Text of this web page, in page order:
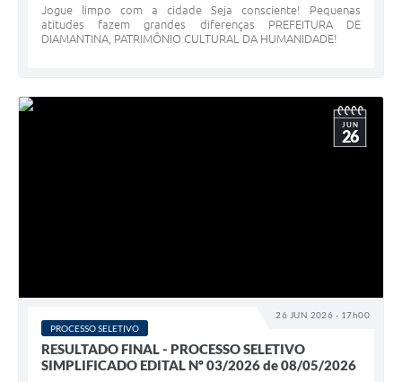
Jogue limpo com a cidade Seja consciente! Pequenas
atitudes fazem grandes diferenças PREFEITURA DE
DIAMANTINA, PATRIMÔNIO CULTURAL DA HUMANIDADE!
26 JUN 2026 - 17h00
JUN
26
PROCESSO SELETIVO
RESULTADO FINAL - PROCESSO SELETIVO
SIMPLIFICADO EDITAL Nº 03/2026 de 08/05/2026